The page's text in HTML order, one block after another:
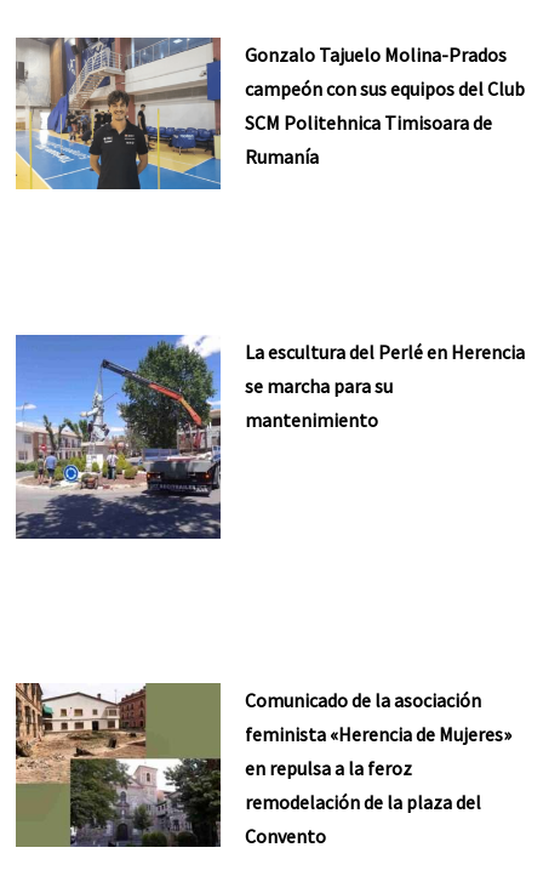
Gonzalo Tajuelo Molina-Prados
campeón con sus equipos del Club
SCM Politehnica Timisoara de
Rumanía
La escultura del Perlé en Herencia
se marcha para su
mantenimiento
Comunicado de la asociación
feminista «Herencia de Mujeres»
en repulsa a la feroz
remodelación de la plaza del
Convento